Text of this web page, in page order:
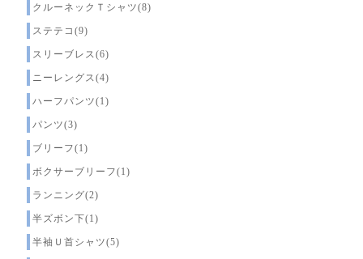
クルーネックＴシャツ(8)
ステテコ(9)
スリーブレス(6)
ニーレングス(4)
ハーフパンツ(1)
パンツ(3)
ブリーフ(1)
ボクサーブリーフ(1)
ランニング(2)
半ズボン下(1)
半袖Ｕ首シャツ(5)